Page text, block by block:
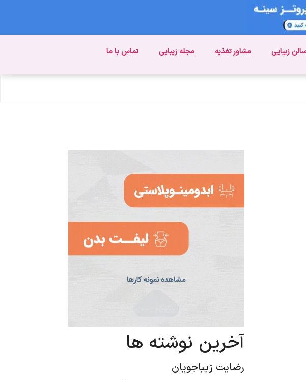
زیبایی مشاور تغذیه مجله زیبایی تماس با ما
آخرین نوشته ها
رضایت زیباجویان